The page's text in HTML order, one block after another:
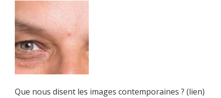
Que nous disent les images contemporaines ? (lien)